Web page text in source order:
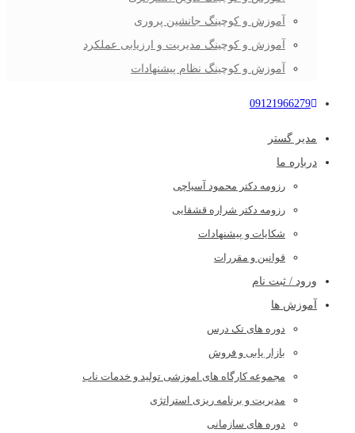
آموزش و کوچینگ جانشین پروری
آموزش و کوچینگ مدیریت و ارزیابی عملکرد
آموزش و کوچینگ نظام پیشنهادات
09121966279
مدیر گستر
درباره ما
رزومه دکتر محمود آسیاچی
رزومه دکتر شراره قشقایی
شکایات و پیشنهادات
قوانین و مقررات
ورود / ثبت نام
آموزش ها
دوره های تک درس
بازار یابی و فروش
مجموعه کارگاه های اموزشی تولید و خدمات ناب
مدیریت و برنامه ریزی استراتژی
دوره های سازمانی